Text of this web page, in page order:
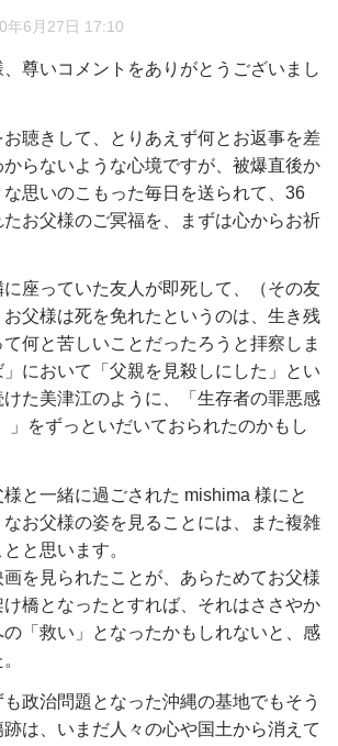
年6月27日 17:10
尊いコメントをありがとうございまし
聴きして、とりあえず何とお返事を差
からないような心境ですが、被爆直後か
思いのこもった毎日を送られて、36
お父様のご冥福を、まずは心からお祈
座っていた友人が即死して、（その友
父様は死を免れたというのは、生き残
何と苦しいことだったろうと拝察しま
において「父親を見殺しにした」とい
けた美津江のように、「生存者の罪悪感
」をずっといだいておられたのかもし
と一緒に過ごされた mishima 様にと
お父様の姿を見ることには、また複雑
と思います。
を見られたことが、あらためてお父様
橋となったとすれば、それはささやか
「救い」となったかもしれないと、感
政治問題となった沖縄の基地でもそう
は、いまだ人々の心や国土から消えて